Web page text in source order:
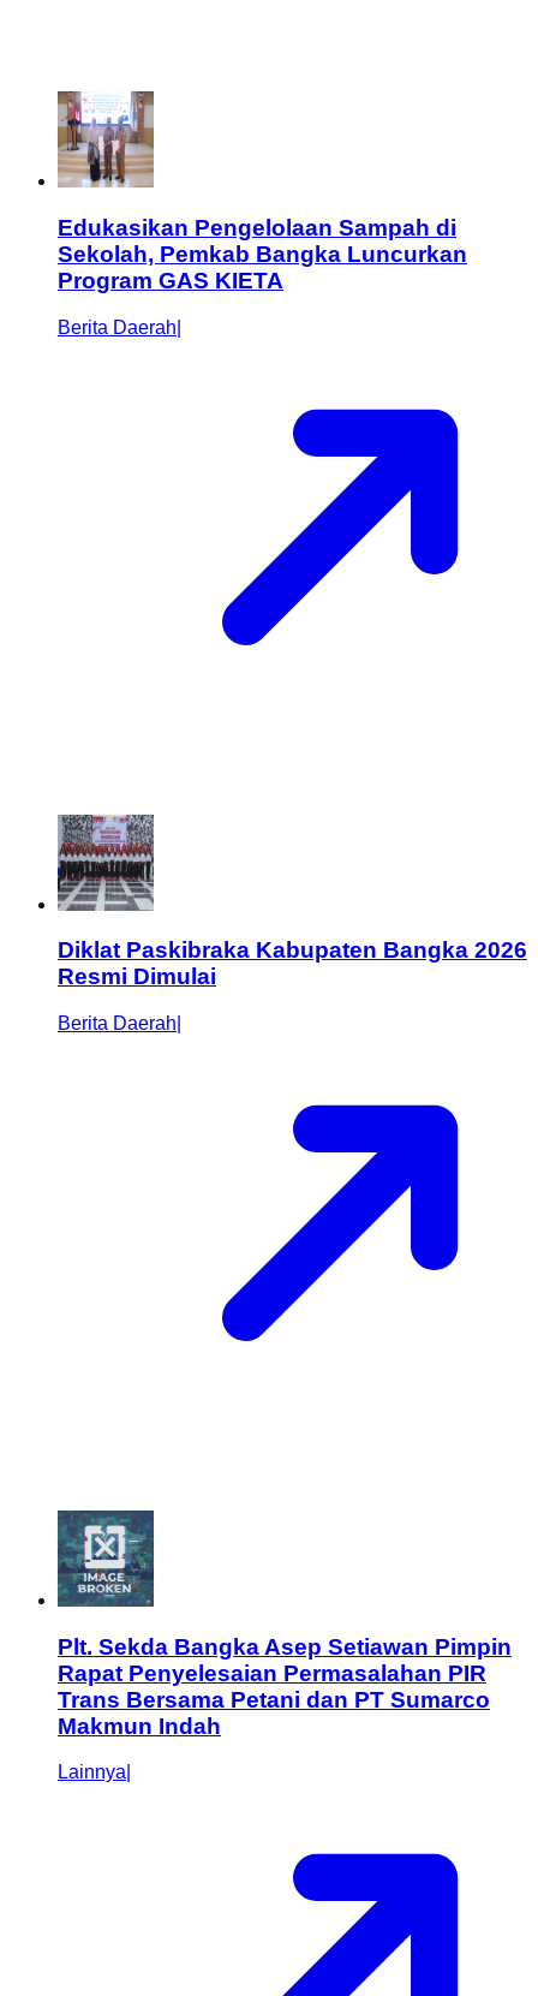
Edukasikan Pengelolaan Sampah di
Sekolah, Pemkab Bangka Luncurkan
Program GAS KIETA
Berita Daerah
Diklat Paskibraka Kabupaten Bangka 2026
Resmi Dimulai
Berita Daerah
Plt. Sekda Bangka Asep Setiawan Pimpin
Rapat Penyelesaian Permasalahan PIR
Trans Bersama Petani dan PT Sumarco
Makmun Indah
Lainnya